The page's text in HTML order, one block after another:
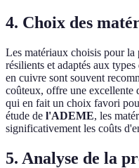
4. Choix des
Les matériaux choisis pour
résilients et adaptés aux
en cuivre sont souvent
coûteux, offre une excellente
qui en fait un choix favori
étude de l'ADEME, les
significativement les coûts
5. Analyse de la